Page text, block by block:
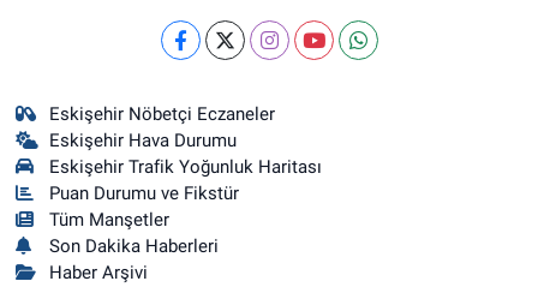
Eskişehir Nöbetçi Eczaneler
Eskişehir Hava Durumu
Eskişehir Trafik Yoğunluk Haritası
Puan Durumu ve Fikstür
Tüm Manşetler
Son Dakika Haberleri
Haber Arşivi